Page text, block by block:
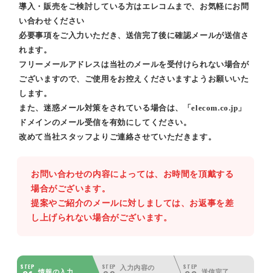
導入・販売をご検討している方はエレコムまで、お気軽にお問
い合わせください
必要事項をご入力いただき、送信完了後に確認メールが送信さ
れます。
フリーメールアドレスは当社のメールを受付けられない場合が
ございますので、ご使用をお控えくださいますようお願いいた
します。
また、迷惑メール対策をされている場合は、「elecom.co.jp」
ドメインのメール受信を有効にしてください。
改めて当社スタッフよりご連絡させていただきます。
お問い合わせの内容によっては、お時間を頂戴する
場合がございます。
提案やご紹介のメールに対しましては、お返事を差
し上げられない場合がございます。
STEP STEP
入力内容の
STEP